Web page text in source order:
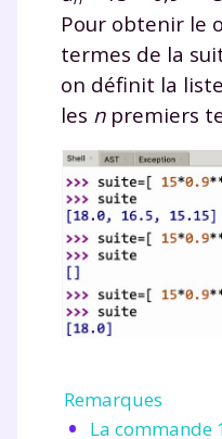
Pour obtenir le
termes de la
on définit la liste
les npremiers
Remarques
La commande